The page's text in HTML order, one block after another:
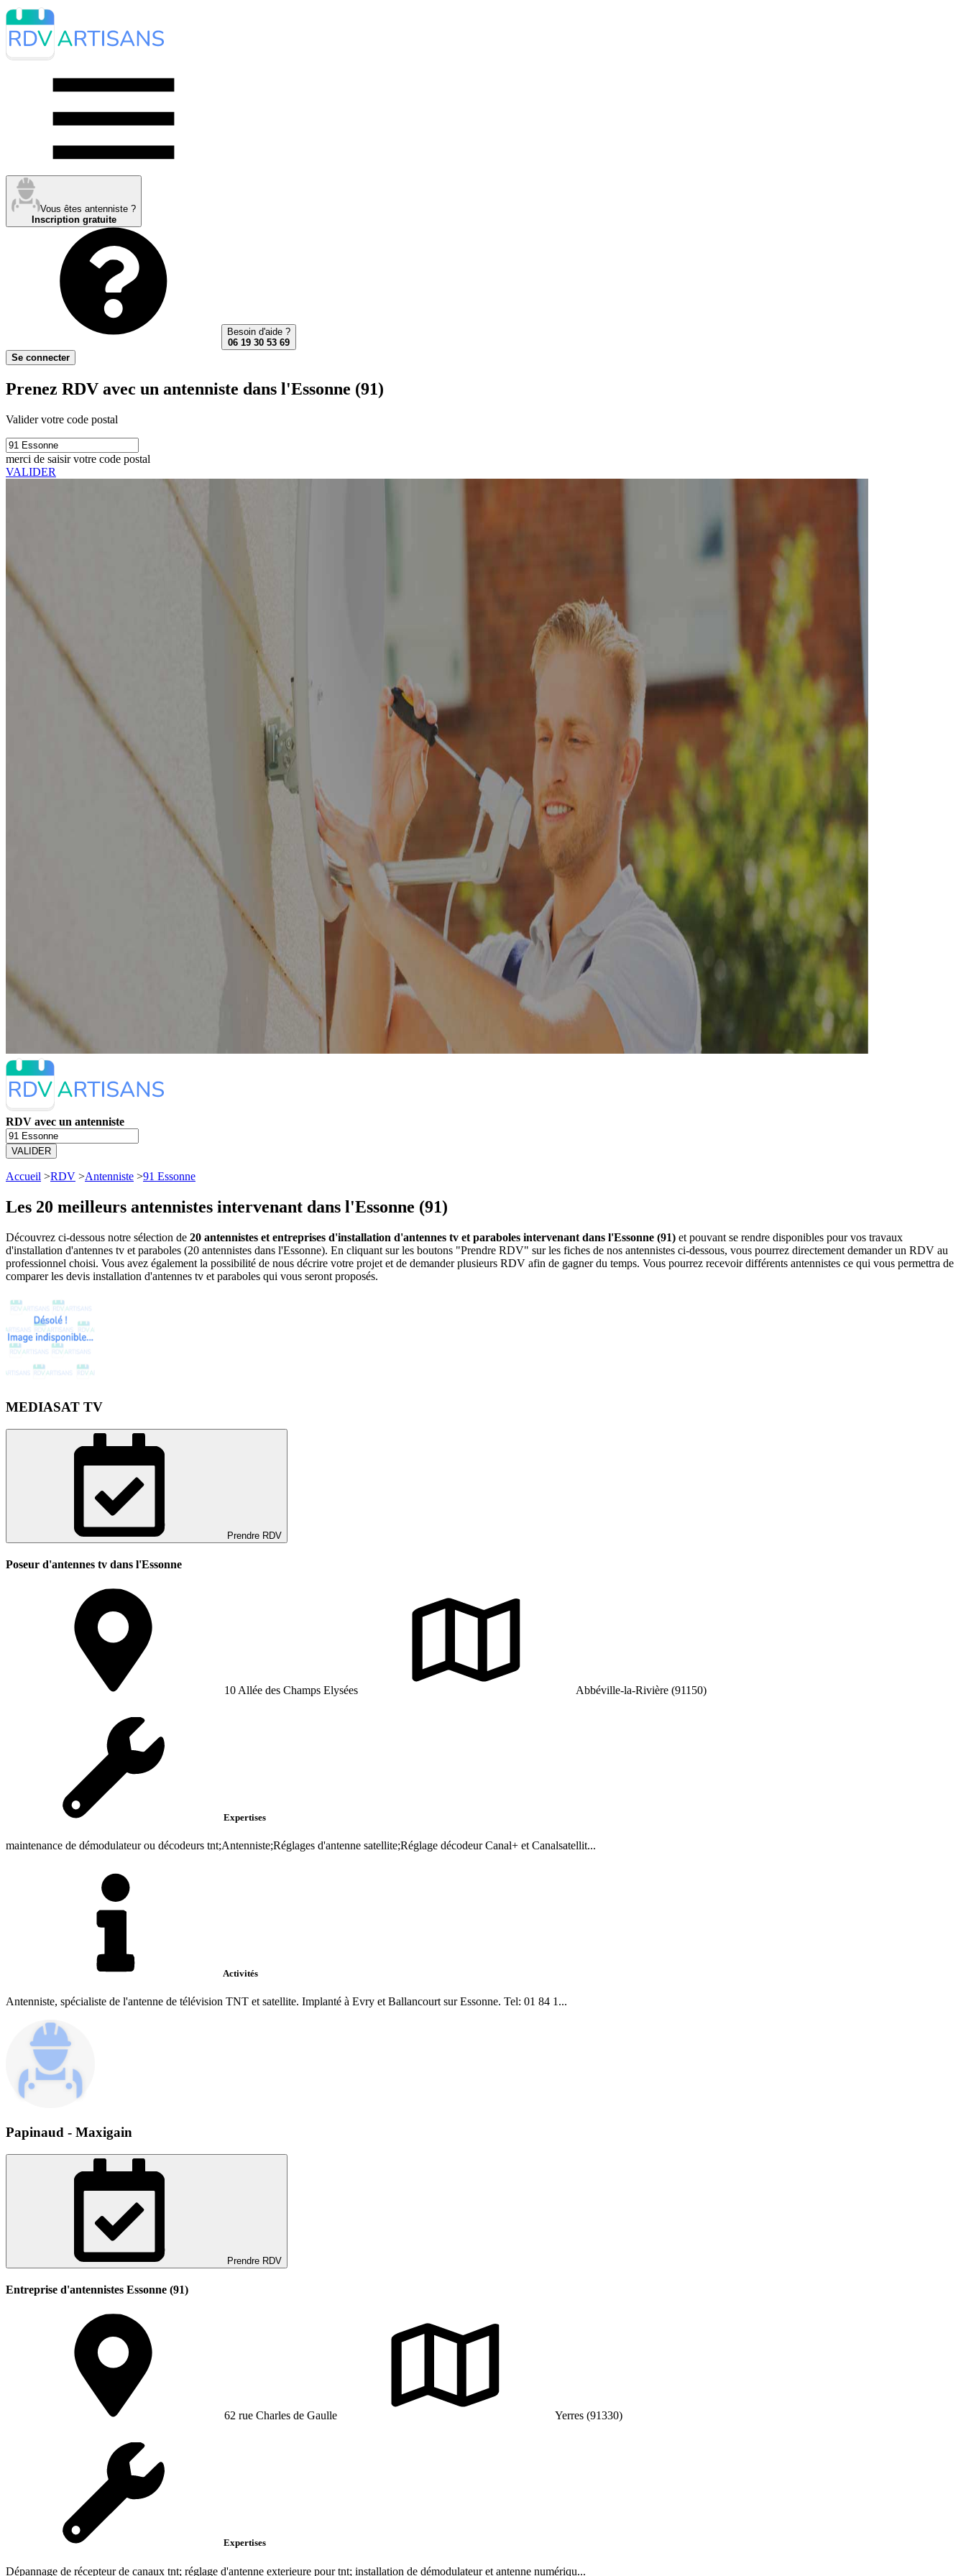
Vous êtes antenniste ?
Inscription gratuite
Besoin d'aide ?
06 19 30 53 69
Se connecter
Prenez RDV avec un antenniste dans l'Essonne (91)
Valider votre code postal
merci de saisir votre code postal
VALIDER
RDV avec un antenniste
VALIDER
Accueil >RDV >Antenniste >91 Essonne
Les 20 meilleurs antennistes intervenant dans l'Essonne (91)
Découvrez ci-dessous notre sélection de 20 antennistes et entreprises d'installation d'antennes tv et paraboles intervenant dans l'Essonne (91) et pouvant se rendre disponibles pour vos travaux
d'installation d'antennes tv et paraboles (20 antennistes dans l'Essonne). En cliquant sur les boutons "Prendre RDV" sur les fiches de nos antennistes ci-dessous, vous pourrez directement demander un RDV au
professionnel choisi. Vous avez également la possibilité de nous décrire votre projet et de demander plusieurs RDV afin de gagner du temps. Vous pourrez recevoir différents antennistes ce qui vous permettra de
comparer les devis installation d'antennes tv et paraboles qui vous seront proposés.
MEDIASAT TV
Prendre RDV
Poseur d'antennes tv dans l'Essonne
10 Allée des Champs Elysées Abbéville-la-Rivière (91150)
Expertises
maintenance de démodulateur ou décodeurs tnt;Antenniste;Réglages d'antenne satellite;Réglage décodeur Canal+ et Canalsatellit...
Activités
Antenniste, spécialiste de l'antenne de télévision TNT et satellite. Implanté à Evry et Ballancourt sur Essonne. Tel: 01 84 1...
Papinaud - Maxigain
Prendre RDV
Entreprise d'antennistes Essonne (91)
62 rue Charles de Gaulle Yerres (91330)
Expertises
Dépannage de récepteur de canaux tnt; réglage d'antenne exterieure pour tnt; installation de démodulateur et antenne numériqu...